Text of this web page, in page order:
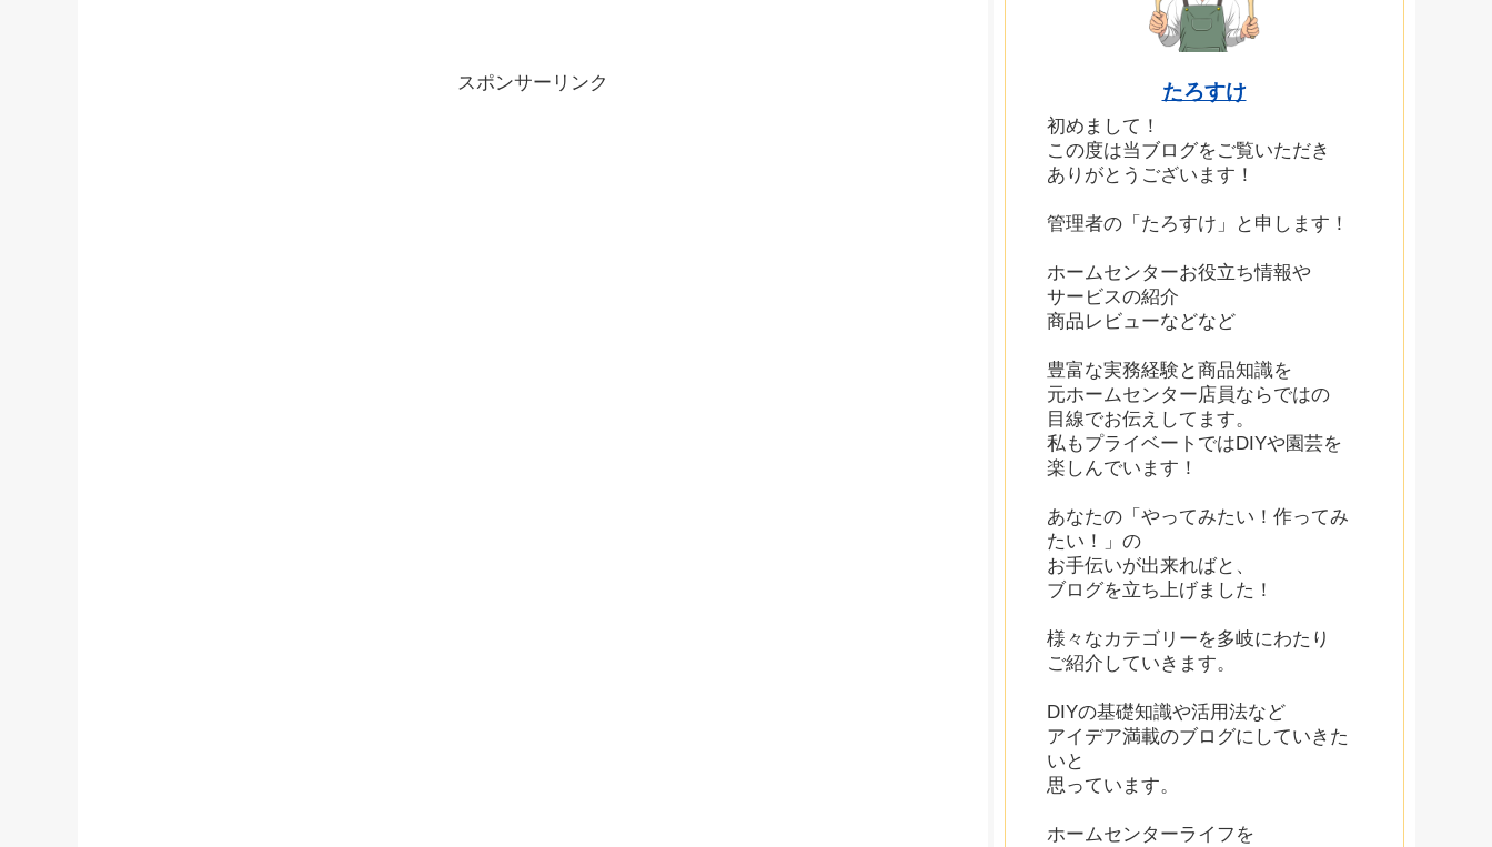
スポンサーリンク たろすけ
初めまして！
この度は当ブログをご覧いただき
ありがとうございます！
管理者の「たろすけ」と申します！
ホームセンターお役立ち情報や
サービスの紹介
商品レビューなどなど
豊富な実務経験と商品知識を
元ホームセンター店員ならではの
目線でお伝えしてます。
私もプライベートではDIYや園芸を
楽しんでいます！
あなたの「やってみたい！作ってみ
たい！」の
お手伝いが出来ればと、
ブログを立ち上げました！
様々なカテゴリーを多岐にわたり
ご紹介していきます。
DIYの基礎知識や活用法など
アイデア満載のブログにしていきた
いと
思っています。
ホームセンターライフを